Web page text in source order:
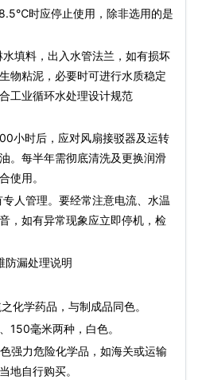
时应停止使用，除非选用的是
料，出入水管法兰，如有损坏
物粘泥，必要时可进行水质稳定
工业循环水处理设计规范
时后，应对风扇接驳器及运转
。每半年需彻底清洗及更换润滑
使用。
管理。要经常注意电流、水温
，如有异常现象应立即停机，检
漏处理说明
学药品，与制成品同色。
毫米两种，白色。
力危险化学品，如海关或运输
地自行购买。